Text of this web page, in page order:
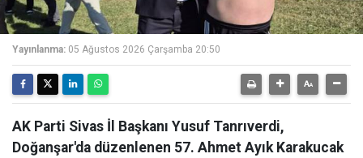
Yayınlanma: 05 Ağustos 2026 Çarşamba 20:50
AK Parti Sivas İl Başkanı Yusuf Tanrıverdi,
Doğanşar'da düzenlenen 57. Ahmet Ayık Karakucak